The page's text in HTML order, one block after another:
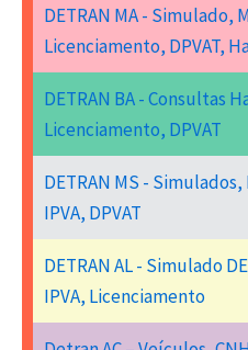
DETRAN MA - Simulado,
Licenciamento, DPVAT,
DETRAN BA - Consultas
Licenciamento, DPVAT
DETRAN MS -
IPVA, DPVAT
DETRAN AL - Simulado
IPVA, Licenciamento